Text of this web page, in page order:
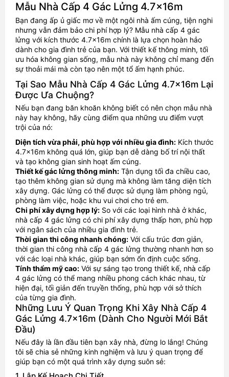
Mẫu Nhà Cấp 4 Gác Lửng 4.7x16m
Bạn đang ấp ủ giấc mơ về một ngôi nhà ấm cúng, tiện nghi
nhưng vẫn đảm bảo chi phí hợp lý? Mẫu nhà cấp 4 gác
lửng với kích thước 4.7x16m chính là lựa chọn hoàn hảo
dành cho gia đình trẻ của bạn. Với thiết kế thông minh, tối
ưu hóa không gian sống, mẫu nhà này không chỉ mang đến
sự thoải mái mà còn tạo nên một tổ ấm hạnh phúc.
Tại Sao Mẫu Nhà Cấp 4 Gác Lửng 4.7x16m Lại
Được Ưa Chuộng?
Nếu bạn đang băn khoăn không biết có nên chọn mẫu nhà
này hay không, hãy cùng điểm qua những ưu điểm vượt
trội của nó:
Diện tích vừa phải, phù hợp với nhiều gia đình: Kích thước
4.7x16m không quá lớn, giúp bạn dễ dàng bố trí nội thất
và tạo không gian sinh hoạt ấm cúng.
Thiết kế gác lửng thông minh: Tận dụng tối đa chiều cao,
tạo thêm không gian sử dụng mà không làm tăng diện tích
xây dựng. Gác lửng có thể được sử dụng làm phòng ngủ,
phòng làm việc, hoặc khu vui chơi cho trẻ em.
Chi phí xây dựng hợp lý: So với các loại hình nhà ở khác,
nhà cấp 4 gác lửng có chi phí xây dựng thấp hơn, phù hợp
với ngân sách của nhiều gia đình trẻ.
Thời gian thi công nhanh chóng: Với cấu trúc đơn giản,
thời gian thi công nhà cấp 4 gác lửng thường nhanh hơn so
với các loại nhà khác, giúp bạn sớm ổn định cuộc sống.
Tính thẩm mỹ cao: Với sự sáng tạo trong thiết kế, nhà cấp
4 gác lửng có thể mang nhiều phong cách khác nhau, từ
hiện đại, tối giản đến truyền thống, phù hợp với sở thích
của từng gia đình.
Những Lưu Ý Quan Trọng Khi Xây Nhà Cấp 4
Gác Lửng 4.7x16m (Dành Cho Người Mới Bắt
Đầu)
Nếu đây là lần đầu tiên bạn xây nhà, đừng lo lắng! Chúng
tôi sẽ chia sẻ những kinh nghiệm và lưu ý quan trọng để
giúp bạn có một quá trình xây dựng suôn sẻ: